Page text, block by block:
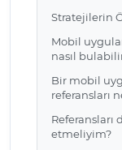
Stratejilerin
Mobil
nasıl
Bir mobil
referansları
etmeliyim?